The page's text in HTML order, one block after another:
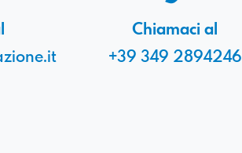
Chiamaci al
+39 349 2894246